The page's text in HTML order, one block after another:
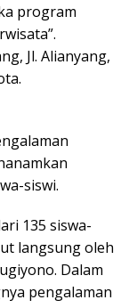
program
Jl. Alianyang,
siswi.
135 siswa-
langsung oleh
Dalam
pengalaman